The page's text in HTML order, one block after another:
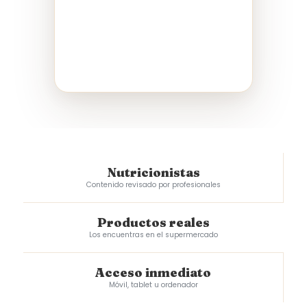
Nutricionistas
Contenido revisado por profesionales
Productos reales
Los encuentras en el supermercado
Acceso inmediato
Móvil, tablet u ordenador